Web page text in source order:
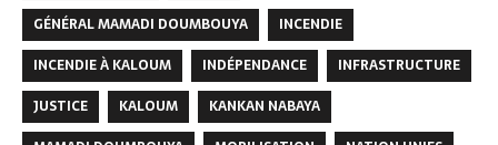
GÉNÉRAL MAMADI DOUMBOUYA
INCENDIE
INCENDIE À KALOUM
INDÉPENDANCE
INFRASTRUCTURE
JUSTICE
KALOUM
KANKAN NABAYA